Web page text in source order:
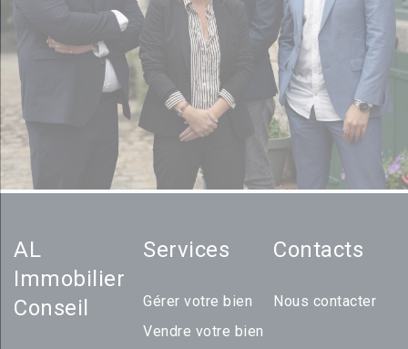
AL
Immobilier
Conseil
Services
Gérer votre bien
Vendre votre bien
Contacts
Nous contacter